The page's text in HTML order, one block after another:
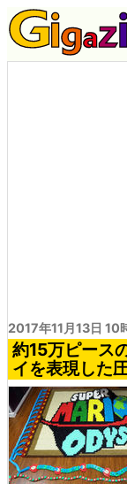
2017年11月13日 10
約15万ピース
イを表現した